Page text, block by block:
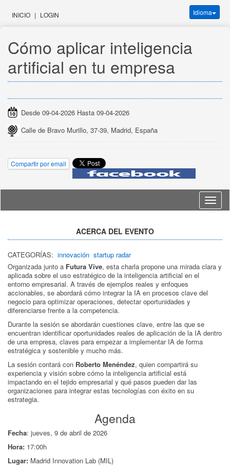
INICIO | LOGIN Idioma
Cómo aplicar inteligencia
artificial en tu empresa
Desde 09-04-2026 Hasta 09-04-2026
Calle de Bravo Murillo, 37-39, Madrid, España
Compartir por email
Idioma
ACERCA DEL EVENTO
CATEGORÍAS: innovación startup radar
Organizada junto a Futura Vive, esta charla propone una mirada clara y
aplicada sobre el uso estratégico de la inteligencia artificial en el
entorno empresarial. A través de ejemplos reales y enfoques
accionables, se abordará cómo integrar la IA en procesos clave del
negocio para optimizar operaciones, detectar oportunidades y
diferenciarse frente a la competencia.
Durante la sesión se abordarán cuestiones clave, entre las que se
encuentran identificar oportunidades reales de aplicación de la IA dentro
de una empresa, claves para empezar a implementar IA de forma
estratégica y sostenible y mucho más.
La sesión contará con Roberto Menéndez, quien compartirá su
experiencia y visión sobre cómo la inteligencia artificial está
impactando en el tejido empresarial y qué pasos pueden dar las
organizaciones para integrar estas tecnologías con éxito en su
estrategia.
Agenda
Fecha: jueves, 9 de abril de 2026
Hora: 17:00h
Lugar: Madrid Innovation Lab (MIL)